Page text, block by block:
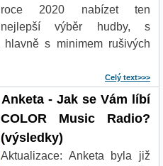
roce 2020 nabízet ten
nejlepší výběr hudby, s
s minimem rušivých
Celý text>>>
Anketa - Jak se Vám líbí
COLOR Music Radio?
(výsledky)
Aktualizace: Anketa byla již